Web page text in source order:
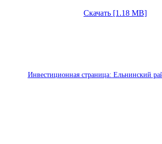
Инвестиционная страница: Ельнинский
Скачать [1.18 MB]